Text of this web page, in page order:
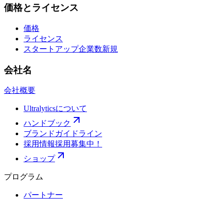
価格とライセンス
価格
ライセンス
スタートアップ企業数新規
会社名
会社概要
Ultralyticsについて
ハンドブック
ブランドガイドライン
採用情報採用募集中！
ショップ
プログラム
パートナー